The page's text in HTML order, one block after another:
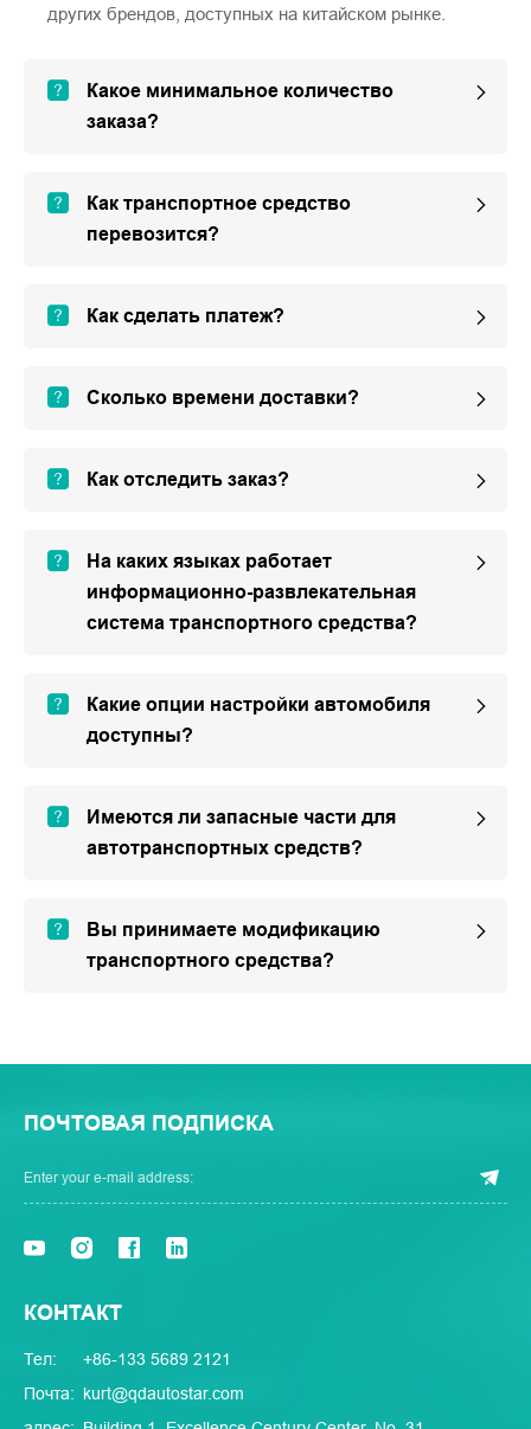
других брендов, доступных на китайском рынке.
Какое минимальное количество
заказа?
Как транспортное средство
перевозится?
Как сделать платеж?
Сколько времени доставки?
Как отследить заказ?
На каких языках работает
информационно-развлекательная
система транспортного средства?
Какие опции настройки автомобиля
доступны?
Имеются ли запасные части для
автотранспортных средств?
Вы принимаете модификацию
транспортного средства?
ПОЧТОВАЯ ПОДПИСКА
КОНТАКТ
Тел:
+86-133 5689 2121
Почта: kurt@qdautostar.com